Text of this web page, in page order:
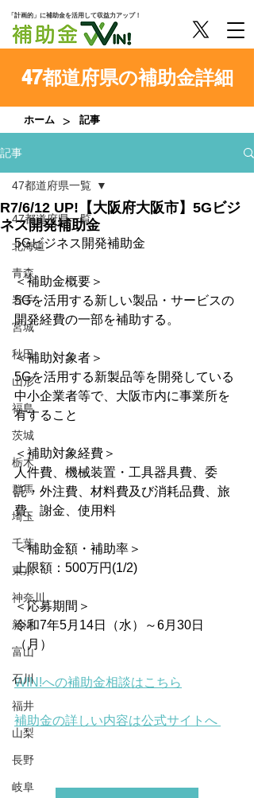
「計画的」に補助金を活用して収益力アップ！
47都道府県の補助金詳細
ホーム > 記事
記事
47都道府県一覧
北海道
青森
岩手
宮城
秋田
山形
福島
茨城
栃木
群馬
埼玉
千葉
東京
神奈川
新潟
富山
石川
福井
山梨
長野
岐阜
47都道府県一覧
R7/6/12 UP!【大阪府大阪市】5Gビジ
ネス開発補助金
5Gビジネス開発補助金
＜補助金概要＞
5Gを活用する新しい製品・サービスの
開発経費の一部を補助する。
＜補助対象者＞
5Gを活用する新製品等を開発している
中小企業者等で、大阪市内に事業所を
有すること
＜補助対象経費＞
人件費、機械装置・工具器具費、委
託・外注費、材料費及び消耗品費、旅
費、謝金、使用料
＜補助金額・補助率＞
上限額：500万円(1/2)
＜応募期間＞
令和7年5月14日（水）～6月30日
（月）
WIN!への補助金相談はこちら
補助金の詳しい内容は公式サイトへ